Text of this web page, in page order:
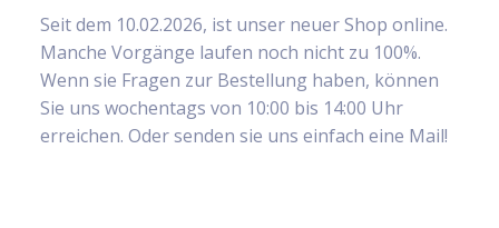
Seit dem 10.02.2026, ist unser neuer Shop online.
Manche Vorgänge laufen noch nicht zu 100%.
Wenn sie Fragen zur Bestellung haben, können
Sie uns wochentags von 10:00 bis 14:00 Uhr
erreichen. Oder senden sie uns einfach eine Mail!